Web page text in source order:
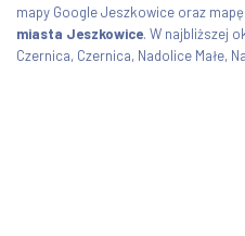
mapy Google Jeszkowice oraz mapę
miasta Jeszkowice. W najbliższej
Czernica, Czernica, Nadolice Małe,